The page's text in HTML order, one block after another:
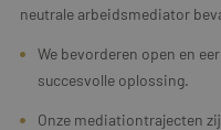
neutrale arbeidsmediator
We bevorderen open en
succesvolle oplossing.
Onze mediationtrajecten